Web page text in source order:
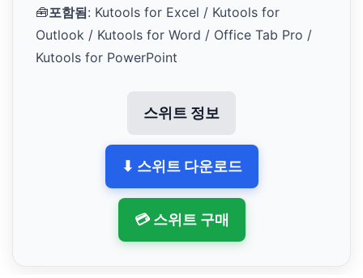
🧰포함됨: Kutools for Excel / Kutools for
Outlook / Kutools for Word / Office Tab Pro /
Kutools for PowerPoint
스위트 정보
⬇ 스위트 다운로드
💳 스위트 구매